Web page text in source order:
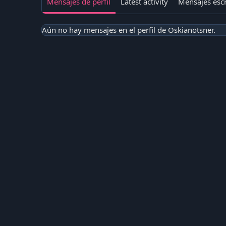
Aún no hay mensajes en el perfil de Oskianotsner.